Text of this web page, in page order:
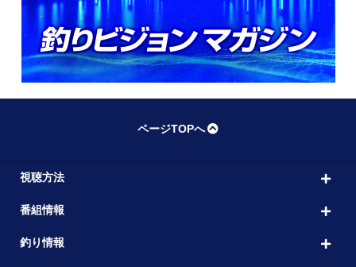
ページTOPへ
視聴方法
番組情報
釣り情報